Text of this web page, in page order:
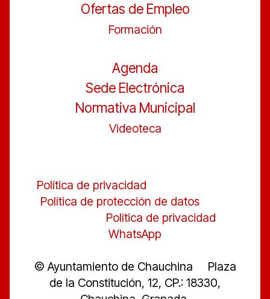
Ofertas de Empleo
Formación
Agenda
Sede Electrónica
Normativa Municipal
Videoteca
Política de privacidad
Política de protección de datos
Política de privacidad
WhatsApp
© Ayuntamiento de Chauchina Plaza
de la Constitución, 12, CP.: 18330,